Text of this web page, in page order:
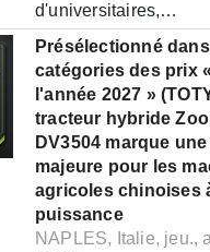
d'universitaires,…
Présélectionné
catégories des prix
l'année 2027 »
tracteur hybride
DV3504 marque
majeure pour les
agricoles chinoises
puissance
NAPLES, Italie, jeu.,